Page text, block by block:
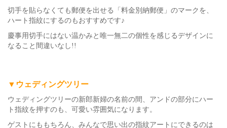
切手を貼らなくても郵便を出せる「料金別納郵便」のマークを、
ハート指紋にするのもおすすめです♪
慶事用切手にはない温かみと唯一無二の個性を感じるデザインに
なること間違いなし!!
▼ウェディングツリー
ウェディングツリーの新郎新婦の名前の間、アンドの部分にハー
ト指紋を押すのも、可愛い雰囲気になります。
ゲストにももちろん、みんなで思い出の指紋アートにできるのは